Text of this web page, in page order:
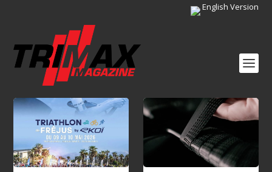
English Version